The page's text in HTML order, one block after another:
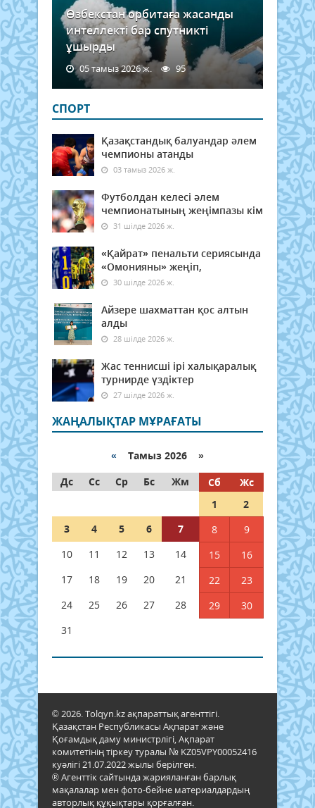
Өзбекстан орбитаға жасанды
интеллекті бар спутникті
ұшырды
05 тамыз 2026 ж. 95
СПОРТ
Қазақстандық балуандар әлем
чемпионы атанды
03 тамыз 2026 ж.
Футболдан келесі әлем
чемпионатының жеңімпазы кім
31 шілде 2026 ж.
«Қайрат» пенальти сериясында
«Омонияны» жеңіп,
30 шілде 2026 ж.
Айзере шахматтан қос алтын
алды
28 шілде 2026 ж.
Жас теннисші ірі халықаралық
турнирде үздіктер
27 шілде 2026 ж.
ЖАҢАЛЫҚТАР МҰРАҒАТЫ
« Тамыз 2026 »
Дс
Сс Ср Бс Жм Сб
Жс
1
2
3
4 5 6 7 8
9
10
11 12 13 14 15
16
17
18 19 20 21 22
23
24
25 26 27 28 29
30
31
© 2026. Tolqyn.kz ақпараттық агенттігі.
Қазақстан Республикасы Ақпарат және
Қоғамдық даму министрлігі, Ақпарат
комитетінің тіркеу туралы № KZ05VPY00052416
куәлігі 21.07.2022 жылы берілген.
® Агенттік сайтында жарияланған барлық
мақалалар мен фото-бейне материалдардың
авторлық құқықтары қорғалған.